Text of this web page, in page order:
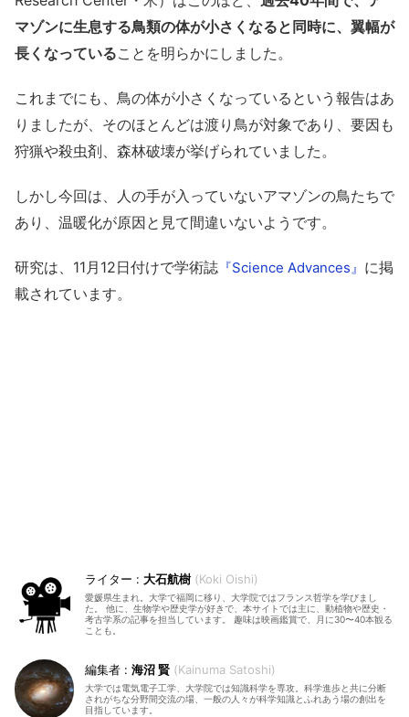
マゾンに生息する鳥類の体が小さくなると同時に、翼幅が
長くなっていることを明らかにしました。
これまでにも、鳥の体が小さくなっているという報告はあ
りましたが、そのほとんどは渡り鳥が対象であり、要因も
狩猟や殺虫剤、森林破壊が挙げられていました。
しかし今回は、人の手が入っていないアマゾンの鳥たちで
あり、温暖化が原因と見て間違いないようです。
研究は、11月12日付けで学術誌 『Science Advances』 に掲
載されています。
大石航樹 Koki Oishi
愛媛県生まれ。大学で福岡に移り、大学院ではフランス哲学を学びまし
た。 他に、生物学や歴史学が好きで、本サイトでは主に、動植物や歴史・
考古学系の記事を担当しています。 趣味は映画鑑賞で、月に30〜40本観る
ことも。
海沼 賢 Kainuma Satoshi
大学では電気電子工学、大学院では知識科学を専攻。科学進歩と共に分断
されがちな分野間交流の場、一般の人々が科学知識とふれあう場の創出を
目指しています。